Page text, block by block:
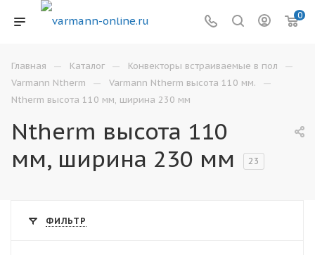
0
Главная — Каталог — Конвекторы встраиваемые в пол —
Varmann Ntherm — Varmann Ntherm высота 110 мм. —
Ntherm высота 110 мм, ширина 230 мм
Ntherm высота 110
мм, ширина 230 мм
23
ФИЛЬТР